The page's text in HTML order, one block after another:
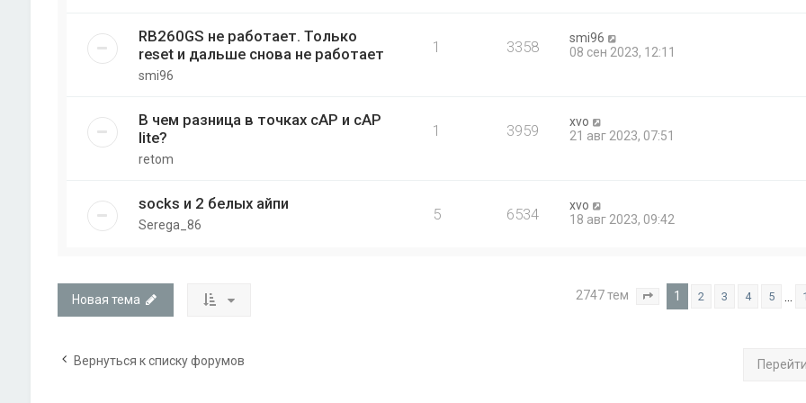
RB260GS не работает. Только
reset и дальше снова не работает
smi96
1 3358
smi96
08 сен 2023, 12:11
В чем разница в точках cAP и cAP
lite?
retom
1 3959
xvo
21 авг 2023, 07:51
socks и 2 белых айпи
Serega_86
5 6534
xvo
18 авг 2023, 09:42
Новая тема 2747 тем Страница из 110
1 2 3 4 5
Вернуться к списку форумов Перейти